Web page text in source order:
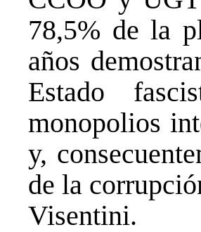
78,5% de la
años
Estado
monopolios
y,
de la
Visentini.